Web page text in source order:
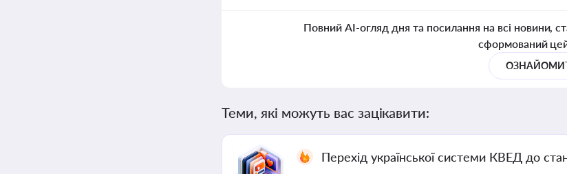
Повний AI-огляд дня та посилання на всі новини,
сформований
Теми, які можуть вас зацікавити:
Перехід української системи КВЕД до